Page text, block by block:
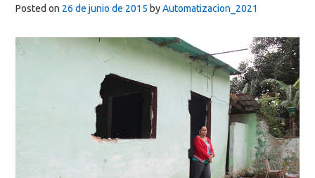
Posted on 26 de junio de 2015 byAutomatizacion_2021